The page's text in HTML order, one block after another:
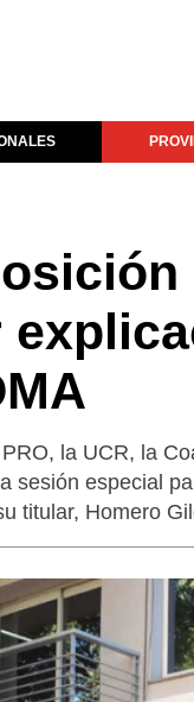
la UCR, la
sesión especial
titular, Homero